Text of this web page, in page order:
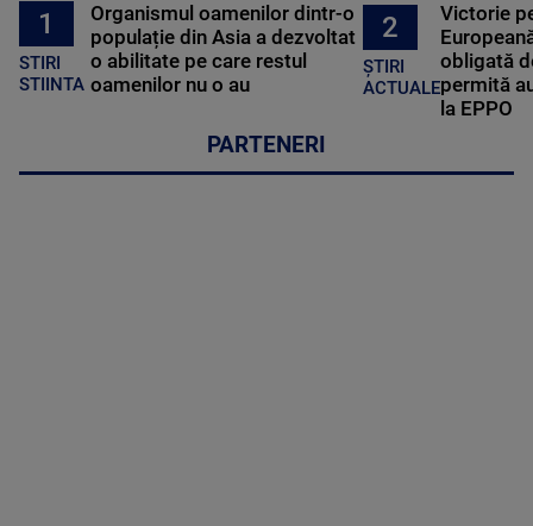
1
STIRI
STIINTA
Organismul oamenilor dintr-o
populație din Asia a dezvoltat
o abilitate pe care restul
oamenilor nu o au
2
ȘTIRI
ACTUALE
Victorie
obligată
permită
la EPPO
PARTENERI